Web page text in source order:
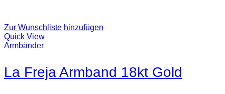
Zur Wunschliste hinzufügen
Quick View
Armbänder
La Freja Armband 18kt Gold